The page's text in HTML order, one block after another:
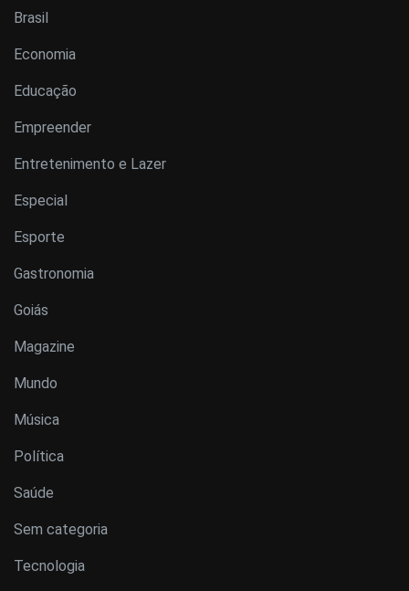
Brasil
Economia
Educação
Empreender
Entretenimento e Lazer
Especial
Esporte
Gastronomia
Goiás
Magazine
Mundo
Música
Política
Saúde
Sem categoria
Tecnologia